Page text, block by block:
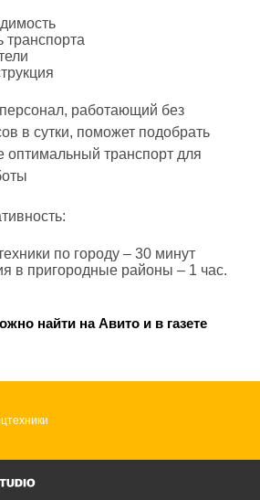
транспорта
работающий без
в сутки, поможет подобрать
оптимальный транспорт для
по городу – 30 минут
в пригородные районы – 1 час.
найти на Авито и в газете